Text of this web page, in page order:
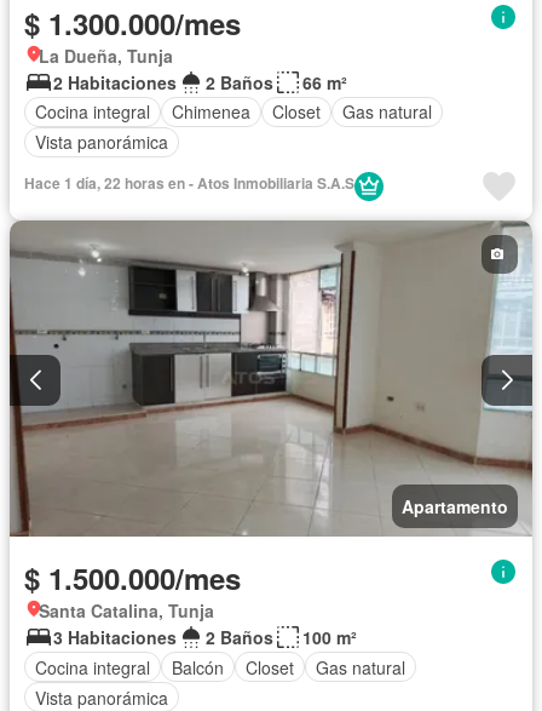
$ 1.300.000/mes
La Dueña, Tunja
2 Habitaciones
2 Baños
66 m²
Cocina integral
Chimenea Closet
Gas natural
Vista panorámica
Hace 1 día, 22 horas en - Atos Inmobiliaria S.A.S
Apartamento
$ 1.500.000/mes
Santa Catalina, Tunja
3 Habitaciones
2 Baños
100 m²
Cocina integral
Balcón Closet
Gas natural
Vista panorámica